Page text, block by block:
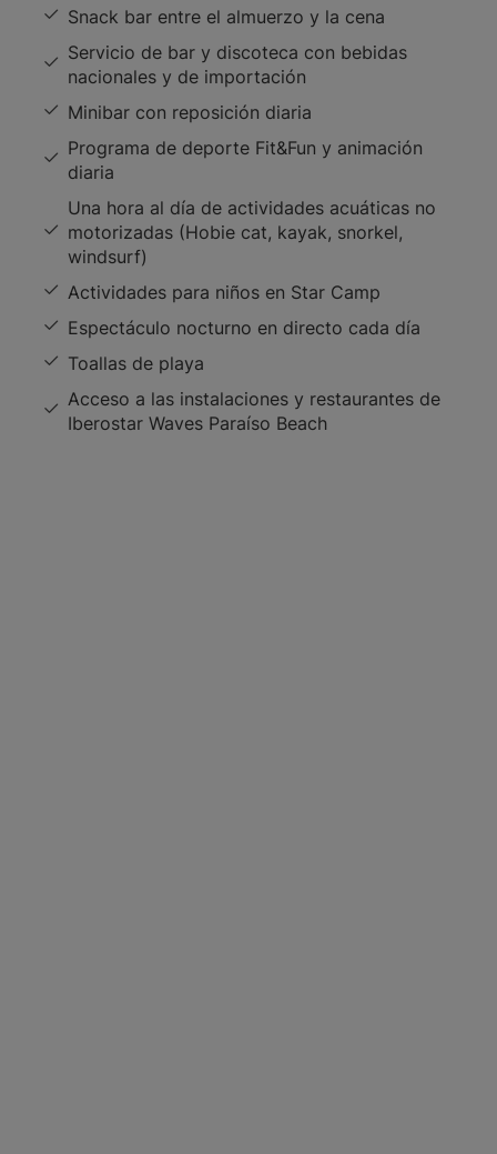
Snack bar entre el almuerzo y la cena
Servicio de bar y discoteca con bebidas
nacionales y de importación
Minibar con reposición diaria
Programa de deporte Fit&Fun y animación
diaria
Una hora al día de actividades acuáticas no
motorizadas (Hobie cat, kayak, snorkel,
windsurf)
Actividades para niños en Star Camp
Espectáculo nocturno en directo cada día
Toallas de playa
Acceso a las instalaciones y restaurantes de
Iberostar Waves Paraíso Beach